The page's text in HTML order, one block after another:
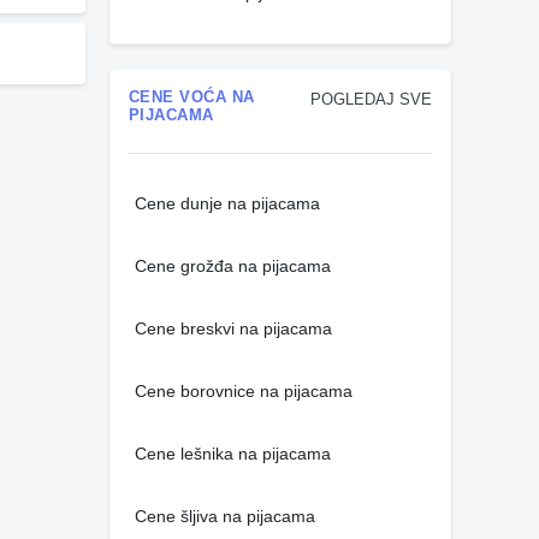
POGLEDAJ SVE
CENE VOĆA NA
PIJACAMA
Cene dunje na pijacama
Cene grožđa na pijacama
Cene breskvi na pijacama
Cene borovnice na pijacama
Cene lešnika na pijacama
Cene šljiva na pijacama